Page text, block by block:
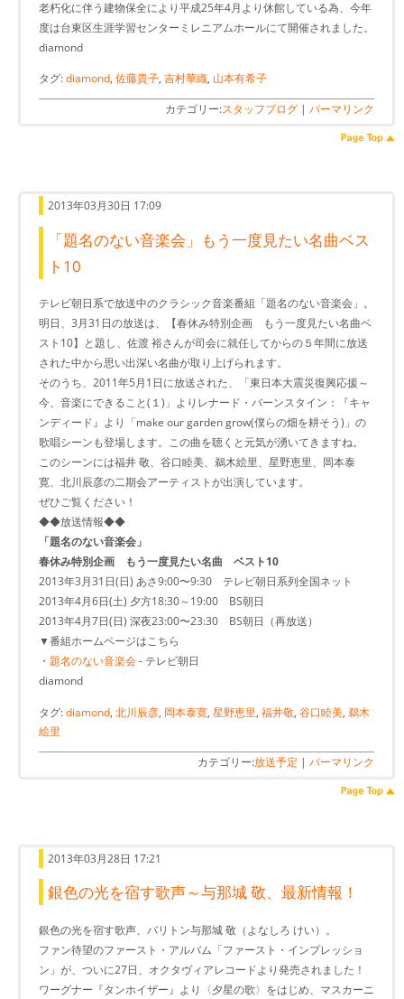
老朽化に伴う建物保全により平成25年4月より休館している為、今年
度は台東区生涯学習センターミレニアムホールにて開催されました。
diamond
タグ:diamond, 佐藤貴子, 吉村華織, 山本有希子
カテゴリー:スタッフブログ | パーマリンク
2013年03月30日 17:09
「題名のない音楽会」もう一度見たい名曲ベス
ト10
テレビ朝日系で放送中のクラシック音楽番組「題名のない音楽会」。
明日、3月31日の放送は、【春休み特別企画 もう一度見たい名曲ベ
スト10】と題し、佐渡 裕さんが司会に就任してからの５年間に放送
された中から思い出深い名曲が取り上げられます。
そのうち、2011年5月1日に放送された、「東日本大震災復興応援～
今、音楽にできること(１)」よりレナード・バーンスタイン：『キャ
ンディード』より「make our garden grow(僕らの畑を耕そう)」の
歌唱シーンも登場します。この曲を聴くと元気が湧いてきますね。
このシーンには福井 敬、谷口睦美、鵜木絵里、星野恵里、岡本泰
寛、北川辰彦の二期会アーティストが出演しています。
ぜひご覧ください！
◆◆放送情報◆◆
「題名のない音楽会」
春休み特別企画 もう一度見たい名曲 ベスト10
2013年3月31日(日) あさ9:00〜9:30 テレビ朝日系列全国ネット
2013年4月6日(土) 夕方18:30～19:00 BS朝日
2013年4月7日(日) 深夜23:00〜23:30 BS朝日（再放送）
▼番組ホームページはこちら
・ 題名のない音楽会- テレビ朝日
diamond
タグ:diamond, 北川辰彦, 岡本泰寛, 星野恵里, 福井敬, 谷口睦美, 鵜木
絵里
カテゴリー:放送予定 | パーマリンク
2013年03月28日 17:21
銀色の光を宿す歌声～与那城 敬、最新情報！
銀色の光を宿す歌声、バリトン与那城 敬（よなしろ けい）。
ファン待望のファースト・アルバム「ファースト・インプレッショ
ン」が、ついに27日、オクタヴィアレコードより発売されました！
ワーグナー『タンホイザー』より〈夕星の歌〉をはじめ、マスカーニ